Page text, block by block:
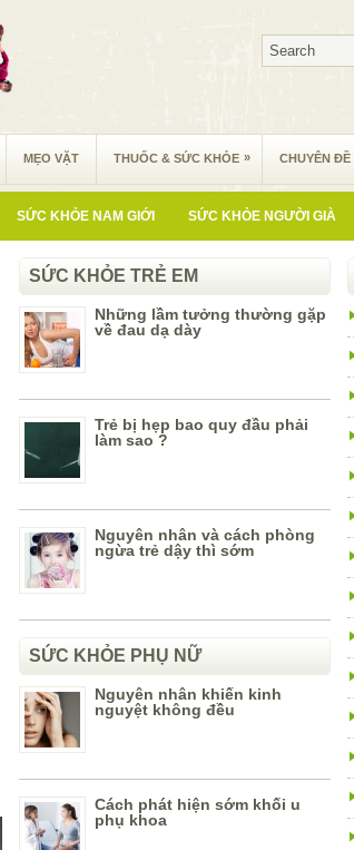
MẸO VẶT THUỐC & SỨC KHỎE » CHUYÊN ĐỀ
SỨC KHỎE NAM GIỚI SỨC KHỎE NGƯỜI GIÀ
SỨC KHỎE TRẺ EM
Những lầm tưởng thường gặp
về đau dạ dày
Trẻ bị hẹp bao quy đầu phải
làm sao ?
Nguyên nhân và cách phòng
ngừa trẻ dậy thì sớm
SỨC KHỎE PHỤ NỮ
Nguyên nhân khiến kinh
nguyệt không đều
Cách phát hiện sớm khối u
phụ khoa